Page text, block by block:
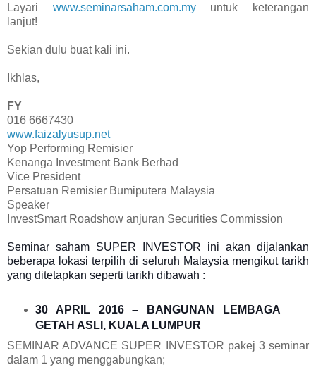
Layari www.seminarsaham.com.myuntuk keterangan
lanjut!
Sekian dulu buat kali ini.
Ikhlas,
FY
016 6667430
www.faizalyusup.net
Yop Performing Remisier
Kenanga Investment Bank Berhad
Vice President
Persatuan Remisier Bumiputera Malaysia
Speaker
InvestSmart Roadshow anjuran Securities Commission
Seminar saham SUPER INVESTOR ini akan dijalankan
beberapa lokasi terpilih di seluruh Malaysia mengikut tarikh
yang ditetapkan seperti tarikh dibawah :
30 APRIL 2016 – BANGUNAN LEMBAGA
GETAH ASLI, KUALA LUMPUR
SEMINAR ADVANCE SUPER INVESTOR pakej 3 seminar
dalam 1 yang menggabungkan;